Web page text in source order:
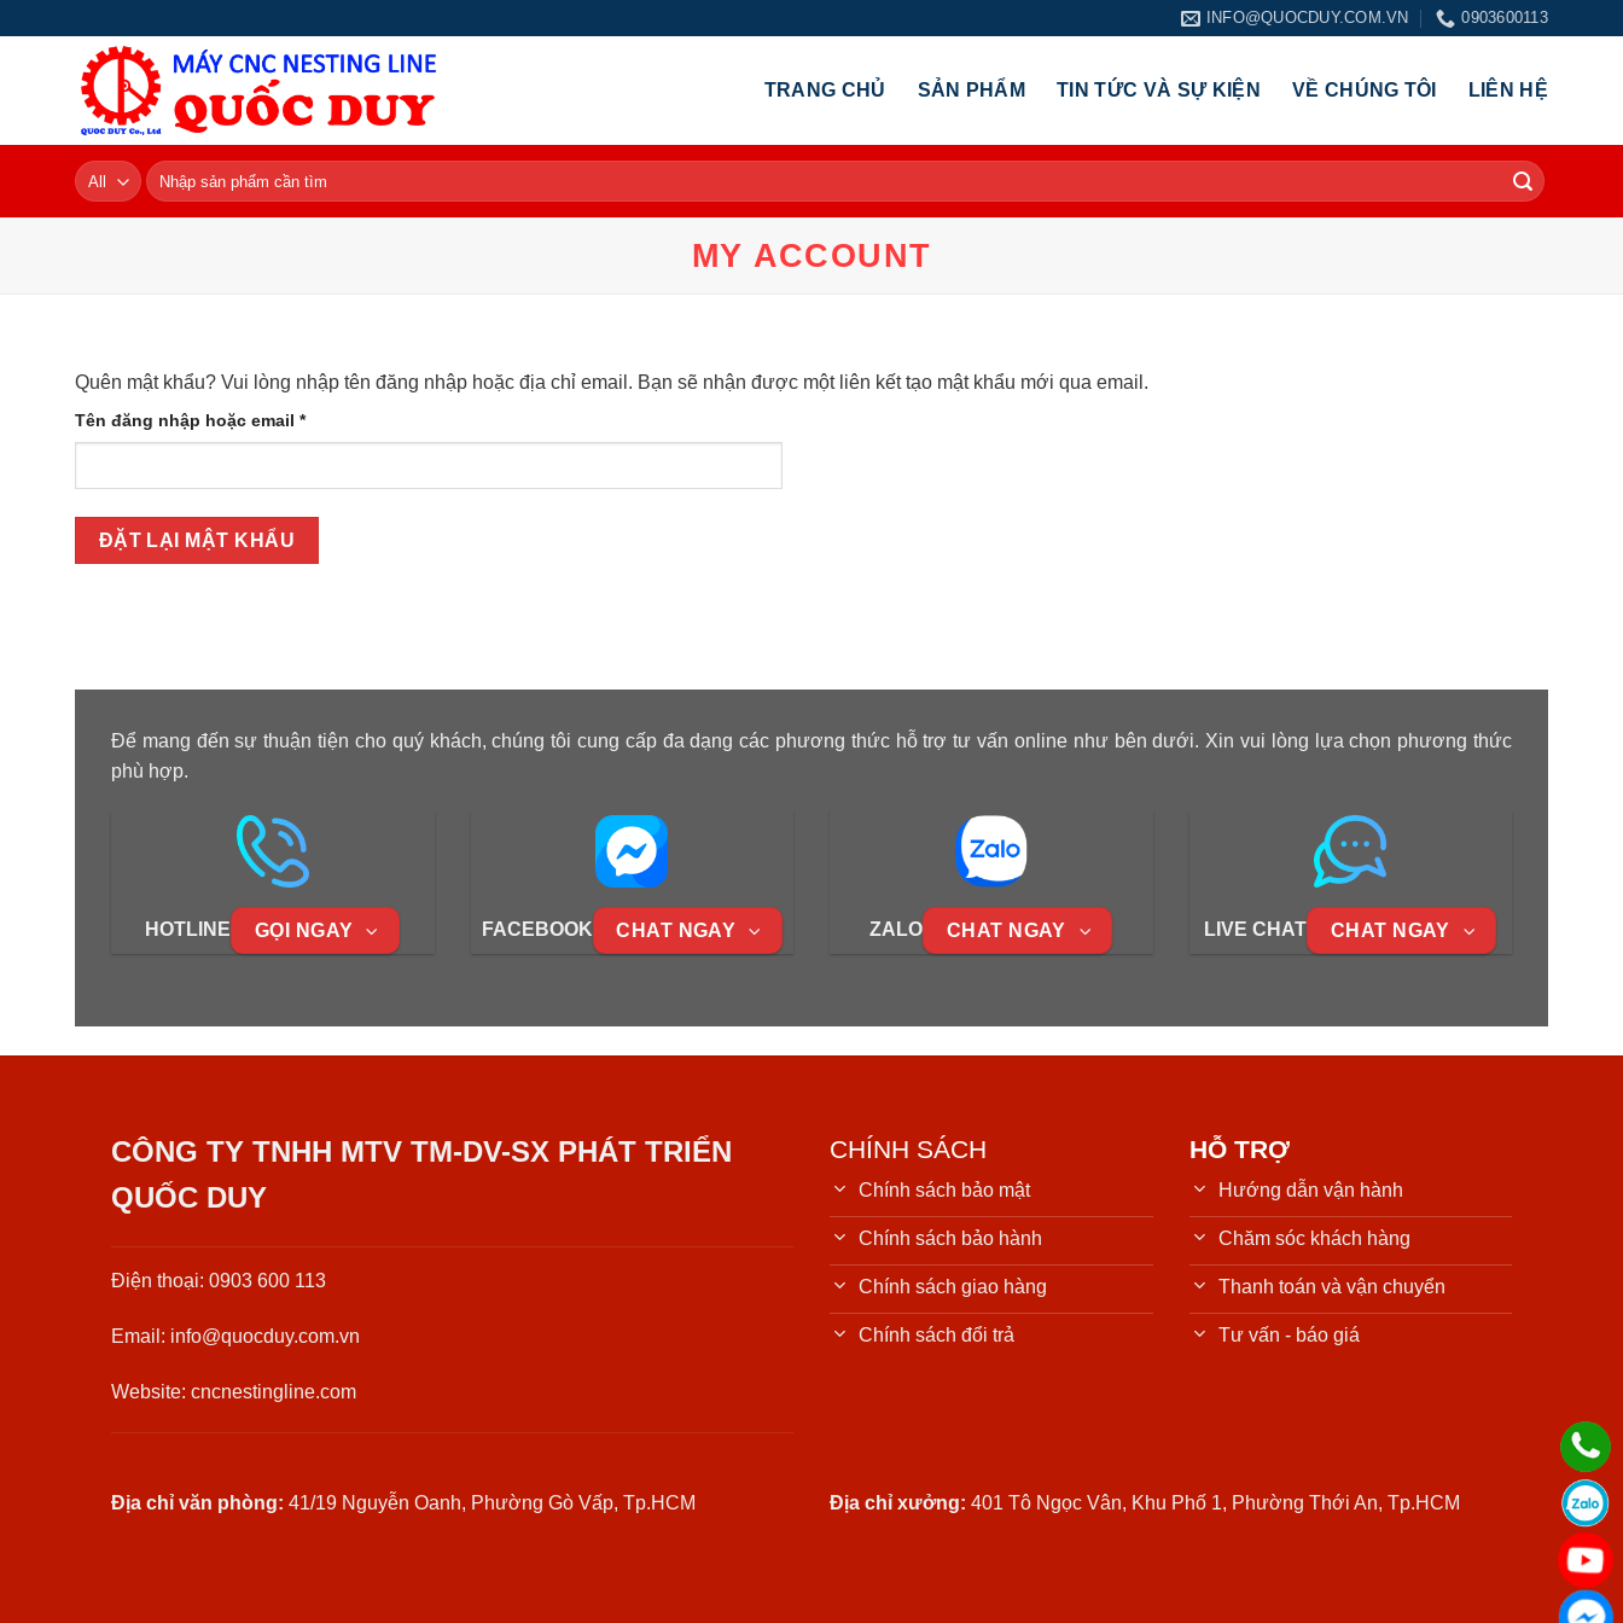
INFO@QUOCDUY.COM.VN 0903600113
TRANG CHỦ SẢN PHẨM TIN TỨC VÀ SỰ KIỆN VỀ CHÚNG TÔI LIÊN HỆ
Tìm
kiếm:
MY ACCOUNT
Quên mật khẩu? Vui lòng nhập tên đăng nhập hoặc địa chỉ email. Bạn sẽ nhận được một liên kết tạo mật khẩu mới qua email.
Tên đăng nhập hoặc email *Bắt
buộc
ĐẶT LẠI MẬT KHẨU
Để mang đến sự thuận tiện cho quý khách, chúng tôi cung cấp đa dạng các phương thức hỗ trợ tư vấn online như bên dưới. Xin vui lòng lựa chọn phương thức
phù hợp.
HOTLINE GỌI NGAY FACEBOOK CHAT NGAY ZALO CHAT NGAY LIVE CHAT CHAT NGAY
CÔNG TY TNHH MTV TM-DV-SX PHÁT TRIỂN
QUỐC DUY
Điện thoại: 0903 600 113
Email: info@quocduy.com.vn
Website: cncnestingline.com
CHÍNH SÁCH
Chính sách bảo mật
Chính sách bảo hành
Chính sách giao hàng
Chính sách đổi trả
HỖ TRỢ
Hướng dẫn vận hành
Chăm sóc khách hàng
Thanh toán và vận chuyển
Tư vấn - báo giá
Địa chỉ văn phòng: 41/19 Nguyễn Oanh, Phường Gò Vấp, Tp.HCM Địa chỉ xưởng: 401 Tô Ngọc Vân, Khu Phố 1, Phường Thới An, Tp.HCM